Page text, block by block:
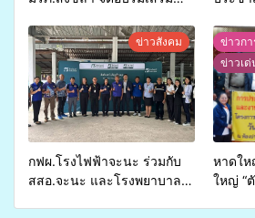
จ่ายงบกองทุนสุขภาพตำบล
รองรับการจัดบริการพาหนะรับ
ส่งผู้ทุพพลภาพเพื่อเข้ารับ
บริการสาธารณสุข ลดความ
เหลื่อมล้ำ ยกระดับคุณภาพ
ชีวิตประชาชนอย่างยั่งยืน
ข่ายสื่อ
วางแน
สู่การ
มหาวิท
ข่าวสังคม
กฟผ.โรงไฟฟ้าจะนะ ร่วมกับ
สสอ.จะนะ และโรงพยาบาล
ข่าวกา
ข่าวเด่
หาดใ
ใหญ่ “